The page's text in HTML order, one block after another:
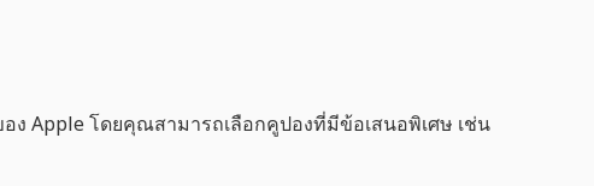
ง Apple โดยคุณสามารถเลือกคูปองที่มีข้อเสนอพิเศษ เช่น